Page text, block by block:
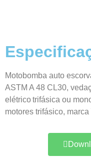
Motobomba auto
ASTM A 48 CL30,
elétrico trifásica ou
motores trifásico,